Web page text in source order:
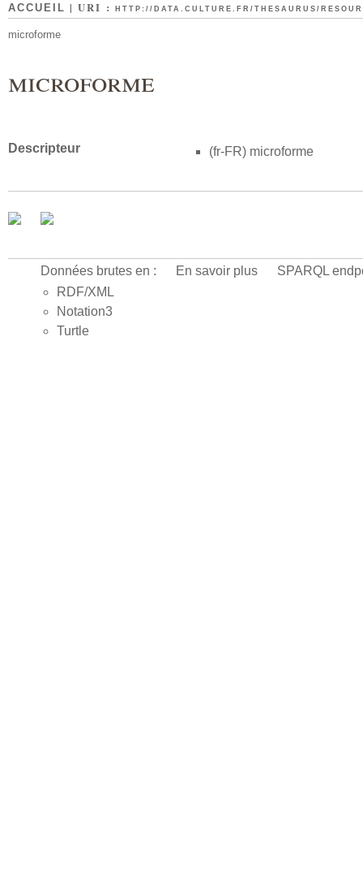
ACCUEIL | URI : HTTP://DATA.CULTURE.FR/THESAURUS/
microforme
microforme
Descripteur (fr-FR) microforme
Données brutes en :
RDF/XML
Notation3
Turtle
En savoir plus SPARQL